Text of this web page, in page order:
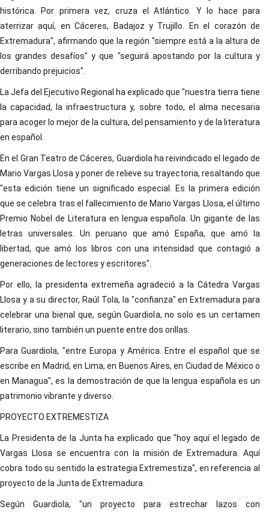
histórica. Por primera vez, cruza el Atlántico. Y lo hace para
aterrizar aquí, en Cáceres, Badajoz y Trujillo. En el corazón de
Extremadura", afirmando que la región "siempre está a la altura de
los grandes desafíos" y que "seguirá apostando por la cultura y
derribando prejuicios".
La Jefa del Ejecutivo Regional ha explicado que "nuestra tierra tiene
la capacidad, la infraestructura y, sobre todo, el alma necesaria
para acoger lo mejor de la cultura, del pensamiento y de la literatura
en español.
En el Gran Teatro de Cáceres, Guardiola ha reivindicado el legado de
Mario Vargas Llosa y poner de relieve su trayectoria, resaltando que
"esta edición tiene un significado especial. Es la primera edición
que se celebra tras el fallecimiento de Mario Vargas Llosa, el último
Premio Nobel de Literatura en lengua española. Un gigante de las
letras universales. Un peruano que amó España, que amó la
libertad, que amó los libros con una intensidad que contagió a
generaciones de lectores y escritores".
Por ello, la presidenta extremeña agradeció a la Cátedra Vargas
Llosa y a su director, Raúl Tola, la "confianza" en Extremadura para
celebrar una bienal que, según Guardiola, no solo es un certamen
literario, sino también un puente entre dos orillas.
Para Guardiola, "entre Europa y América. Entre el español que se
escribe en Madrid, en Lima, en Buenos Aires, en Ciudad de México o
en Managua", es la demostración de que la lengua española es un
patrimonio vibrante y diverso.
PROYECTO EXTREMESTIZA
La Presidenta de la Junta ha explicado que "hoy aquí el legado de
Vargas Llosa se encuentra con la misión de Extremadura. Aquí
cobra todo su sentido la estrategia Extremestiza", en referencia al
proyecto de la Junta de Extremadura.
Según Guardiola, "un proyecto para estrechar lazos con